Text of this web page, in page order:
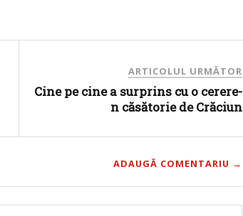
ARTICOLUL URMĂTOR
Cine pe cine a surprins cu o cerere-
n căsătorie de Crăciun
ADAUGĂ COMENTARIU →